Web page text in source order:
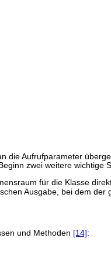
die Aufrufparameter
zwei weitere wichtige
für die Klasse
Ausgabe, bei dem der
und Methoden [14] :